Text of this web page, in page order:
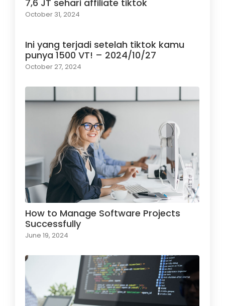
7,6 JT sehari affiliate tiktok
October 31, 2024
Ini yang terjadi setelah tiktok kamu
punya 1500 VT! – 2024/10/27
October 27, 2024
How to Manage Software Projects
Successfully
June 19, 2024